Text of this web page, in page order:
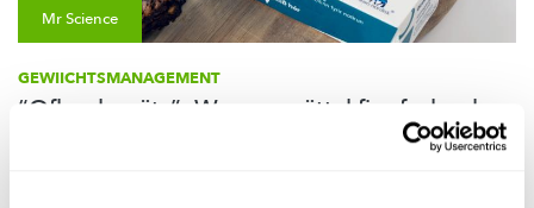
Mr Science
GEWIICHTSMANAGEMENT
“Ofhuelsprëtz”: Wonnermëttel fir ofzehuelen